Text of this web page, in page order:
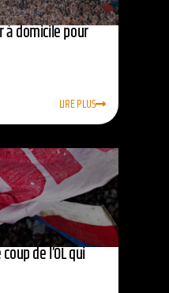
à domicile pour
LIRE PLUS
de l’OL qui